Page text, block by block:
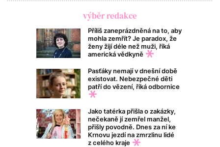
výběr redakce
Příliš zaneprázdněná na to, aby
mohla zemřít? Je paradox, že
ženy žijí déle než muži, říká
americká vědkyně
Pasťáky nemají v dnešní době
existovat. Nebezpečné děti
patří do vězení, říká odbornice
Jako tatérka přišla o zakázky,
nečekaně jí zemřel manžel,
přišly povodně. Dnes za ní ke
Krnovu jezdí na zmrzlinu lidé
z celého kraje